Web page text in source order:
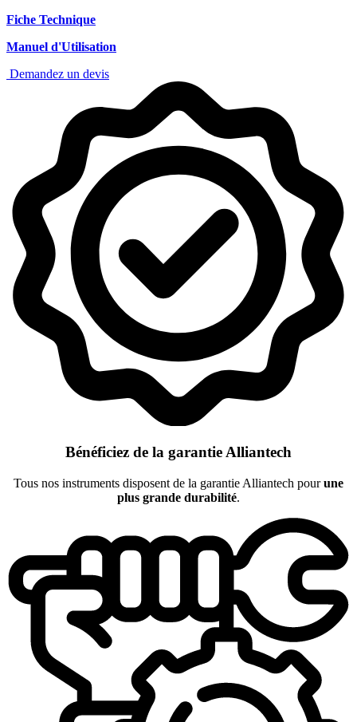
Fiche Technique
Manuel d'Utilisation
Demandez un devis
Bénéficiez de la garantie Alliantech
Tous nos instruments disposent de la garantie Alliantech pourune
plus grande durabilité.